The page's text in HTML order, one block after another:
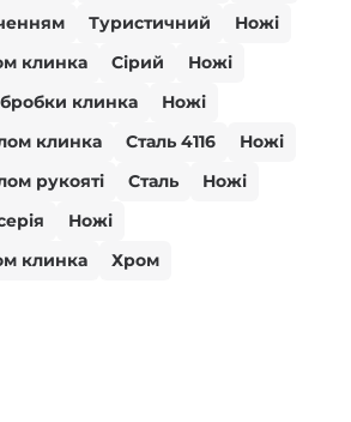
Туристичний
Ножі
клинка
Сірий
Ножі
клинка
Ножі
клинка
Сталь 4116
Ножі
рукояті
Сталь
Ножі
Ножі
клинка
Хром